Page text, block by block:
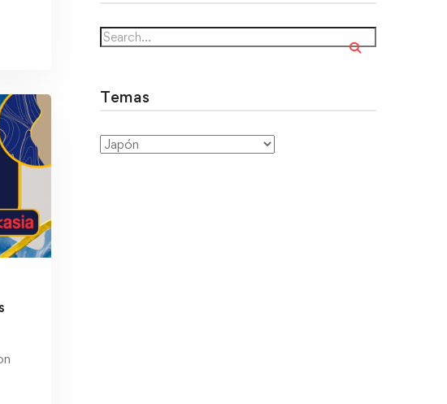
Temas